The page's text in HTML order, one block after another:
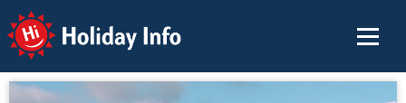
Holiday Info